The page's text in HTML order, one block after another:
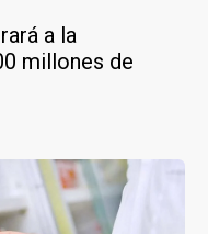
a la
millones de